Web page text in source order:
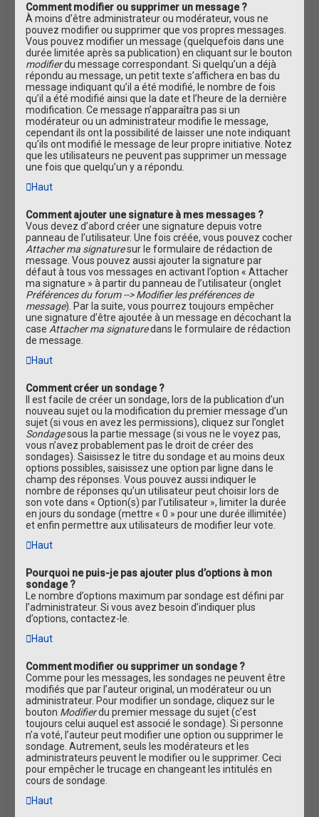
Comment modifier ou supprimer un message ?
À moins d’être administrateur ou modérateur, vous ne
pouvez modifier ou supprimer que vos propres messages.
Vous pouvez modifier un message (quelquefois dans une
durée limitée après sa publication) en cliquant sur le bouton
modifierdu message correspondant. Si quelqu’un a déjà
répondu au message, un petit texte s’affichera en bas du
message indiquant qu’il a été modifié, le nombre de fois
qu’il a été modifié ainsi que la date et l’heure de la dernière
modification. Ce message n’apparaîtra pas si un
modérateur ou un administrateur modifie le message,
cependant ils ont la possibilité de laisser une note indiquant
qu’ils ont modifié le message de leur propre initiative. Notez
que les utilisateurs ne peuvent pas supprimer un message
une fois que quelqu’un y a répondu.
Haut
Comment ajouter une signature à mes messages ?
Vous devez d’abord créer une signature depuis votre
panneau de l’utilisateur. Une fois créée, vous pouvez cocher
Attacher ma signaturesur le formulaire de rédaction de
message. Vous pouvez aussi ajouter la signature par
défaut à tous vos messages en activant l’option « Attacher
ma signature » à partir du panneau de l’utilisateur (onglet
Préférences du forum --> Modifier les préférences de
message). Par la suite, vous pourrez toujours empêcher
une signature d’être ajoutée à un message en décochant la
case Attacher ma signaturedans le formulaire de rédaction
de message.
Haut
Comment créer un sondage ?
Il est facile de créer un sondage, lors de la publication d’un
nouveau sujet ou la modification du premier message d’un
sujet (si vous en avez les permissions), cliquez sur l’onglet
Sondagesous la partie message (si vous ne le voyez pas,
vous n’avez probablement pas le droit de créer des
sondages). Saisissez le titre du sondage et au moins deux
options possibles, saisissez une option par ligne dans le
champ des réponses. Vous pouvez aussi indiquer le
nombre de réponses qu’un utilisateur peut choisir lors de
son vote dans « Option(s) par l’utilisateur », limiter la durée
en jours du sondage (mettre « 0 » pour une durée illimitée)
et enfin permettre aux utilisateurs de modifier leur vote.
Haut
Pourquoi ne puis-je pas ajouter plus d’options à mon
sondage ?
Le nombre d’options maximum par sondage est défini par
l’administrateur. Si vous avez besoin d’indiquer plus
d’options, contactez-le.
Haut
Comment modifier ou supprimer un sondage ?
Comme pour les messages, les sondages ne peuvent être
modifiés que par l’auteur original, un modérateur ou un
administrateur. Pour modifier un sondage, cliquez sur le
bouton Modifierdu premier message du sujet (c’est
toujours celui auquel est associé le sondage). Si personne
n’a voté, l’auteur peut modifier une option ou supprimer le
sondage. Autrement, seuls les modérateurs et les
administrateurs peuvent le modifier ou le supprimer. Ceci
pour empêcher le trucage en changeant les intitulés en
cours de sondage.
Haut